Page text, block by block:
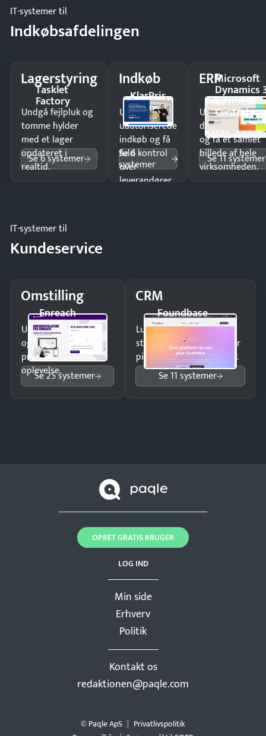
IT-systemer til
Indkøbsafdelingen
Lagerstyring
Tasklet
Factory
Undgå fejlpluk og
tomme hylder
med et lager
opdateret i
realtid.
Se 6 systemer
Indkøb
KlarPris
Undgå
uautoriserede
indkøb og få
fuld kontrol
over
leverandører
Se 6
systemer
ERPMicrosoft
Dynamics
Business
Central
Undgå
og få ét samlet
billede af hele
virksomheden.
Se 11 systemer
IT-systemer til
Kundeservice
Omstilling
Enreach
Undgå tabte opkald
og giv kunderne en
professionel
oplevelse.
Se 25 systemer
CRM
Foundbase
Luk flere salg med et
struktureret overblik over
pipeline og opfølgninger.
Se 11 systemer
Min side
Erhverv
Politik
Kontakt os
redaktionen@paqle.com
LOG IND
OPRET GRATIS BRUGER
© Paqle ApS
Privatlivspolitik